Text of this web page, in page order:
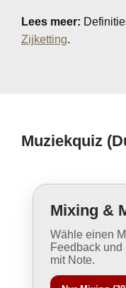
Lees meer:
Zijketting.
Muziekquiz